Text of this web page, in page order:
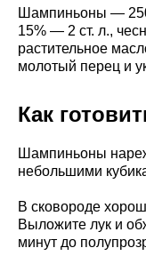
Шампиньоны — 250
15% — 2 ст. л.,
растительное
молотый перец и
Как
Шампиньоны
небольшими
В сковороде
Выложите лук и
минут до